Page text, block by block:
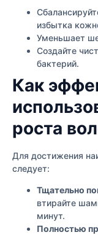
избытка
Уменьшает
Создайте
бактерий.
Как
роста
Для достижения
следует:
Тщательно
втирайте
минут.
Полностью